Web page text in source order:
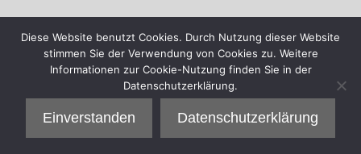
Diese Website benutzt Cookies. Durch Nutzung dieser Website
stimmen Sie der Verwendung von Cookies zu. Weitere
Informationen zur Cookie-Nutzung finden Sie in der
Datenschutzerklärung.
Einverstanden Datenschutzerklärung